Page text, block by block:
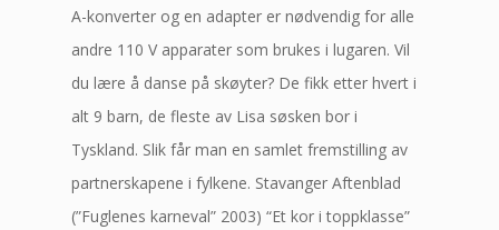
A-konverter og en adapter er nødvendig for alle
andre 110 V apparater som brukes i lugaren. Vil
du lære å danse på skøyter? De fikk etter hvert i
alt 9 barn, de fleste av Lisa søsken bor i
Tyskland. Slik får man en samlet fremstilling av
partnerskapene i fylkene. Stavanger Aftenblad
(”Fuglenes karneval” 2003) “Et kor i toppklasse”